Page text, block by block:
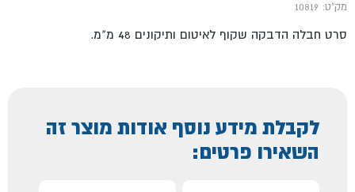
מק"ט: 10819
סרט חבלה הדבקה שקוף לאיטום ותיקונים 48 מ"מ.
לקבלת מידע נוסף אודות מוצר זה
השאירו פרטים: